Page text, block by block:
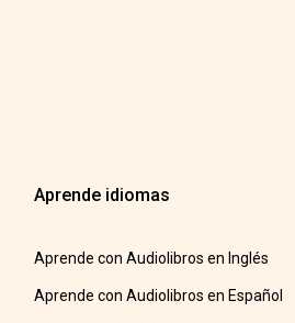
Aprende idiomas
Aprende con Audiolibros en Inglés
Aprende con Audiolibros en Español